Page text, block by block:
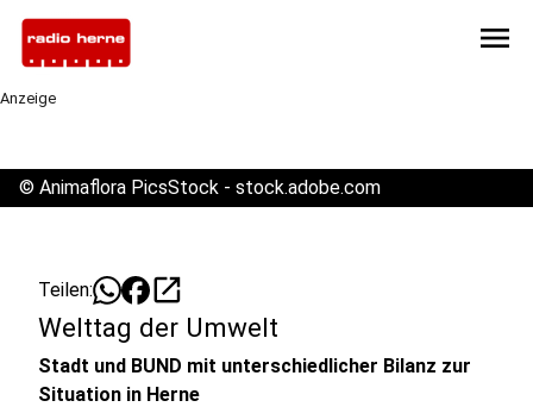
menu
Anzeige
© Animaflora PicsStock - stock.adobe.com
Teilen: open_in_new
Welttag der Umwelt
Stadt und BUND mit unterschiedlicher Bilanz zur
Situation in Herne